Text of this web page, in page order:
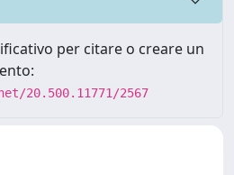
per citare o creare un
20.500.11771/2567